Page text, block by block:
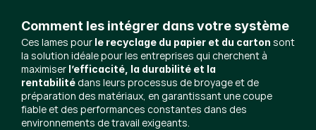
Comment les intégrer dans votre système
Ces lames pour le recyclage du papier et du carton sont
la solution idéale pour les entreprises qui cherchent à
maximiser l’efficacité, la durabilité et la
rentabilitédans leurs processus de broyage et de
préparation des matériaux, en garantissant une coupe
fiable et des performances constantes dans des
environnements de travail exigeants.